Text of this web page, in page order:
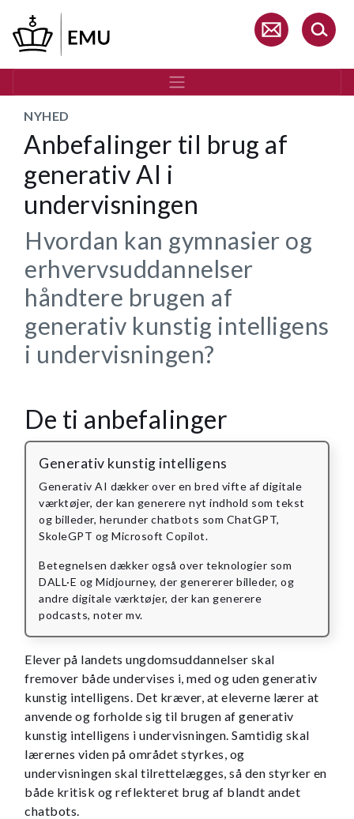
hovedindhold
NYHED
Anbefalinger til brug af
generativ AI i
undervisningen
Hvordan kan gymnasier og
erhvervsuddannelser
håndtere brugen af
generativ kunstig intelligens
i undervisningen?
De ti anbefalinger
Generativ kunstig intelligens
Generativ AI dækker over en bred vifte af digitale
værktøjer, der kan generere nyt indhold som tekst
og billeder, herunder chatbots som ChatGPT,
SkoleGPT og Microsoft Copilot.
Betegnelsen dækker også over teknologier som
DALL·E og Midjourney, der genererer billeder, og
andre digitale værktøjer, der kan generere
podcasts, noter mv.
Elever på landets ungdomsuddannelser skal
fremover både undervises i, med og uden generativ
kunstig intelligens. Det kræver, at eleverne lærer at
anvende og forholde sig til brugen af generativ
kunstig intelligens i undervisningen. Samtidig skal
lærernes viden på området styrkes, og
undervisningen skal tilrettelægges, så den styrker en
både kritisk og reflekteret brug af blandt andet
chatbots.